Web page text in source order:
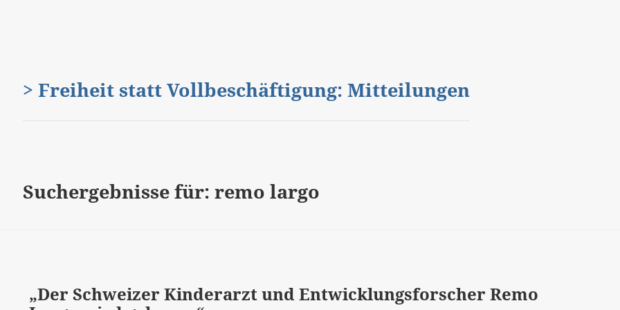
> Freiheit statt Vollbeschäftigung: Mitteilungen
Suchergebnisse für: remo largo
„Der Schweizer Kinderarzt und Entwicklungsforscher Remo